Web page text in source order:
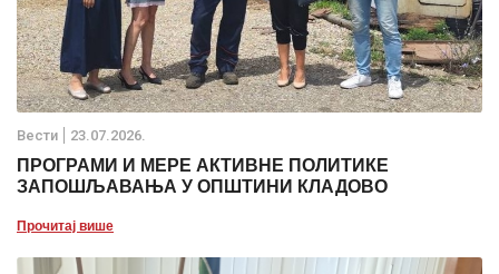
Вести 23.07.2026.
ПРОГРАМИ И МЕРЕ АКТИВНЕ ПОЛИТИКЕ
ЗАПОШЉАВАЊА У ОПШТИНИ КЛАДОВО
Прочитај више